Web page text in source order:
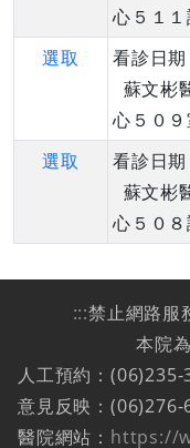
心５１１
選取
看診日
蘇文彬
心５０９
選取
看診日
蘇文彬
心５０８
:::禁止網路服
本院
人工預約：(06)235-
意見反映：(06)276-
醫院網站： https://